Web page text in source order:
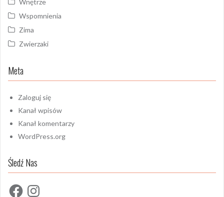
Wnętrze
Wspomnienia
Zima
Zwierzaki
Meta
Zaloguj się
Kanał wpisów
Kanał komentarzy
WordPress.org
Śledź Nas
FacebookInstagram